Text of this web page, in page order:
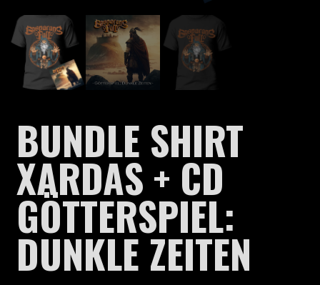
BUNDLE SHIRT
XARDAS + CD
GÖTTERSPIEL:
DUNKLE ZEITEN